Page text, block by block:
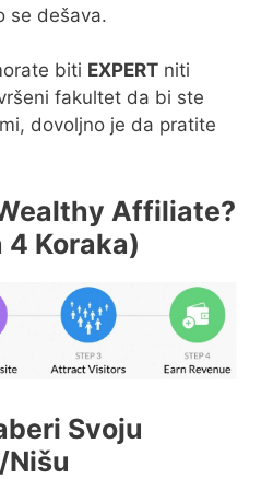
se dešava.
biti EXPERT niti
fakultet da bi ste
dovoljno je da pratite
Affiliate?
Koraka)
Svoju